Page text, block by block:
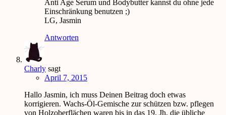
Anti Age Serum und Bodybutter kannst du ohne jede
Einschränkung benutzen ;)
LG, Jasmin
Antworten
Charly sagt
April 7, 2015
Hallo Jasmin, ich muss Deinen Beitrag doch etwas
korrigieren. Wachs-Öl-Gemische zur schützen bzw. pflegen
von Holzoberflächen waren bis in das 19. Jh. die übliche